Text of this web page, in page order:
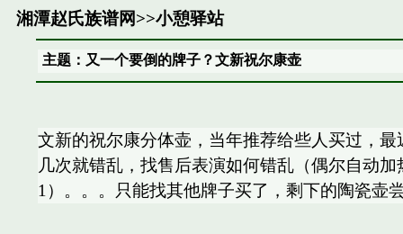
湘潭赵氏族谱网>>小憩驿站
主题：又一个要倒的牌子？文新祝尔康壶
文新的祝尔康分体壶，当年推荐给些人买过，
几次就错乱，找售后表演如何错乱（偶尔自动
1）。。。只能找其他牌子买了，剩下的陶瓷壶